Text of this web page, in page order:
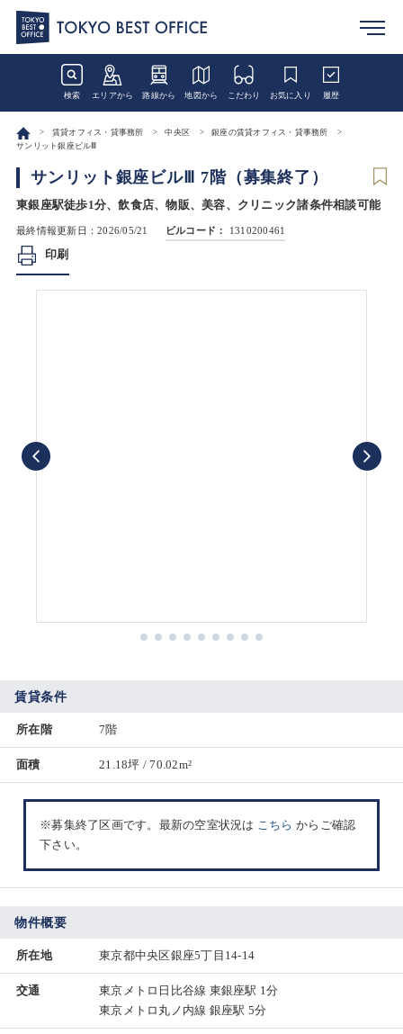
検索 エリアから 路線から 地図から こだわり お気に入り 履歴
賃貸オフィス・貸事務所 中央区
銀座の賃貸オフィス・貸事務所
サンリット銀座ビルⅢ
サンリット銀座ビルⅢ 7階（募集終了）
東銀座駅徒歩1分、飲食店、物販、美容、クリニック諸条件相談可能
最終情報更新日：2026/05/21 ビルコード： 1310200461
印刷
賃貸条件
所在階 7階
面積 21.18坪 / 70.02m²
※募集終了区画です。最新の空室状況は こちら からご確認
下さい。
物件概要
所在地 東京都中央区銀座5丁目14-14
交通
東京メトロ日比谷線 東銀座駅 1分
東京メトロ丸ノ内線 銀座駅 5分